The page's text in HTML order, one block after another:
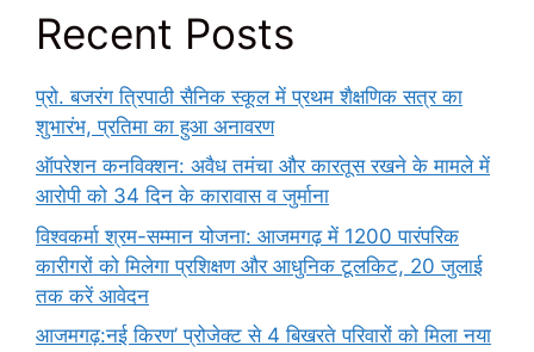
Recent Posts
प्रो. बजरंग त्रिपाठी सैनिक स्कूल में प्रथम शैक्षणिक सत्र का
शुभारंभ, प्रतिमा का हुआ अनावरण
ऑपरेशन कनविक्शन: अवैध तमंचा और कारतूस रखने के मामले में
आरोपी को 34 दिन के कारावास व जुर्माना
विश्वकर्मा श्रम-सम्मान योजना: आजमगढ़ में 1200 पारंपरिक
कारीगरों को मिलेगा प्रशिक्षण और आधुनिक टूलकिट, 20 जुलाई
तक करें आवेदन
आजमगढ़:नई किरण’ प्रोजेक्ट से 4 बिखरते परिवारों को मिला नया